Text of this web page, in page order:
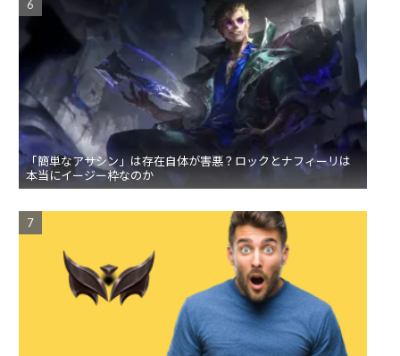
「簡単なアサシン」は存在自体が害悪？ロックとナフィーリは
本当にイージー枠なのか